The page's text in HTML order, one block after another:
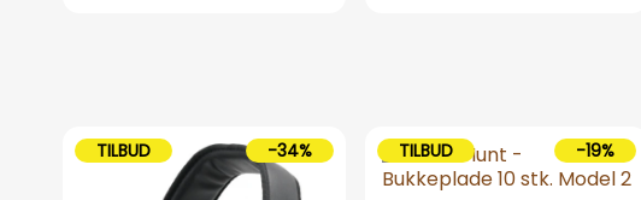
TILBUD -34% TILBUD -19%